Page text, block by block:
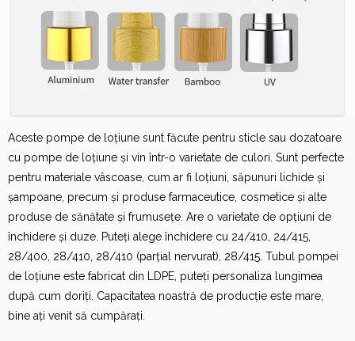
Aceste pompe de loțiune sunt făcute pentru sticle sau dozatoare
cu pompe de loțiune și vin într-o varietate de culori. Sunt perfecte
pentru materiale vâscoase, cum ar fi loțiuni, săpunuri lichide și
șampoane, precum și produse farmaceutice, cosmetice și alte
produse de sănătate și frumusețe. Are o varietate de opțiuni de
închidere și duze. Puteți alege închidere cu 24/410, 24/415,
28/400, 28/410, 28/410 (parțial nervurat), 28/415. Tubul pompei
de loțiune este fabricat din LDPE, puteți personaliza lungimea
după cum doriți. Capacitatea noastră de producție este mare,
bine ați venit să cumpărați.